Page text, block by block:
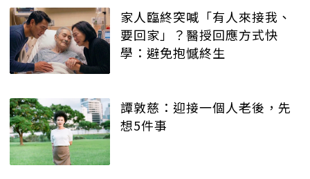
家人臨終突喊「有人來接我、
要回家」？醫授回應方式快
學：避免抱憾終生
譚敦慈：迎接一個人老後，先
想5件事